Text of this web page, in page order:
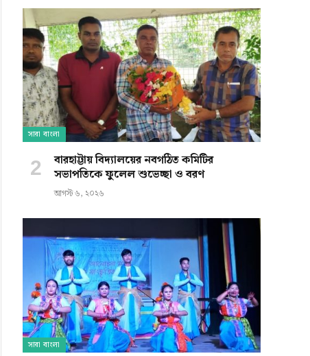
সারা বাংলা
বারহাট্টায় বিদ্যালয়ের নবগঠিত কমিটির
সভাপতিকে ফুলেল শুভেচ্ছা ও বরণ
আগস্ট ৬, ২০২৬
সারা বাংলা